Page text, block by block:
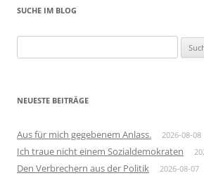
SUCHE IM BLOG
nach:
NEUESTE BEITRÄGE
Aus für mich gegebenem Anlass. 2026-08-08
Ich traue nicht einem Sozialdemokraten
Den Verbrechern aus der Politik 2026-08-07